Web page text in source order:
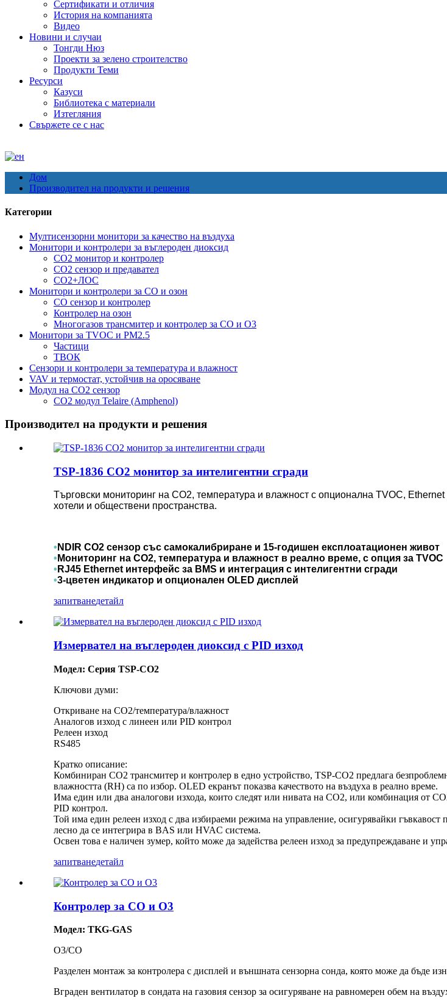
Сертификати и отличия
История на компанията
Видео
Новини и случаи
Тонгди Нюз
Проекти за зелено строителство
Продукти Теми
Ресурси
Казуси
Библиотека с материали
Изтегляния
Свържете се с нас
Дом
Производител на продукти и решения
Категории
Мултисензорни монитори за качество на въздуха
Монитори и контролери за въглероден диоксид
CO2 монитор и контролер
CO2 сензор и предавател
CO2+ЛОС
Монитори и контролери за CO и озон
CO сензор и контролер
Контролер на озон
Многогазов трансмитер и контролер за CO и O3
Монитори за TVOC и PM2.5
Частици
ТВОК
Сензори и контролери за температура и влажност
VAV и термостат, устойчив на оросяване
Модул на CO2 сензор
CO2 модул Telaire (Amphenol)
Производител на продукти и решения
TSP-1836 CO2 монитор за интелигентни сгради
Търговски мониторинг на CO2, температура и влажност с опционална TVOC,
хотели и обществени пространства.
• NDIR CO2 сензор със самокалибриране и 15-годишен експлоатационен живот
• Мониторинг на CO2, температура и влажност в реално време, с опция за TVOC
• RJ45 Ethernet интерфейс за BMS и интеграция с интелигентни сгради
•3-цветен индикатор и опционален OLED дисплей
запитванедетайл
Измервател на въглероден диоксид с PID изход
Модел: Серия TSP-CO2
Ключови думи:
Откриване на CO2/температура/влажност
Аналогов изход с линеен или PID контрол
Релеен изход
RS485
Кратко описание:
Комбиниран CO2 трансмитер и контролер в едно устройство, TSP-CO2 предлага
влажността (RH) са по избор. OLED екранът показва качеството на въздуха в реално време.
Има един или два аналогови изхода, които следят или нивата на CO2, или комбинация от
PID контрол.
Той има един релеен изход с два избираеми режима на управление, осигурявайки
лесно да се интегрира в BAS или HVAC система.
Освен това е наличен зумер, който може да задейства релеен изход за предупреждаване и
запитванедетайл
Контролер за CO и O3
Модел: TKG-GAS
O3/CO
Разделен монтаж за контролера с дисплей и външната сензорна сонда, която може да бъде
Вграден вентилатор в сондата на газовия сензор за осигуряване на равномерен обем на